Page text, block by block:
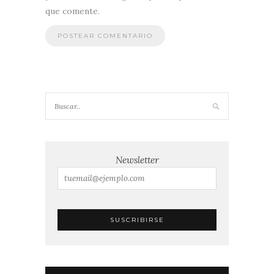
que comente.
Newsletter